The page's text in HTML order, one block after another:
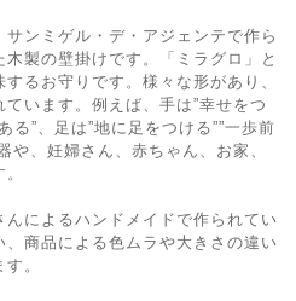
ンミゲル・デ・アジェンテで作ら
製の壁掛けです。「ミラグロ」と
るお守りです。様々な形があり、
います。例えば、手は”幸せをつ
る”、足は”地に足をつける””一歩前
や、妊婦さん、赤ちゃん、お家、
によるハンドメイドで作られてい
商品による色ムラや大きさの違い
。